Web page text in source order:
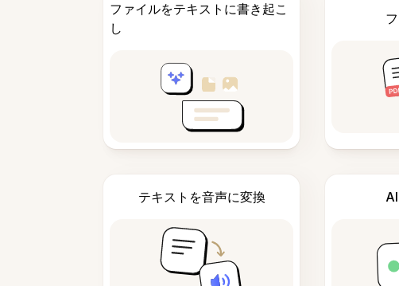
ファイルをテキストに書き起こ
し
テキストを音声に変換